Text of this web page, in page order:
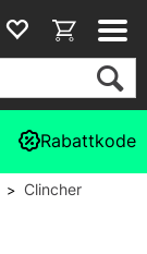
Rabattkode
>Clincher